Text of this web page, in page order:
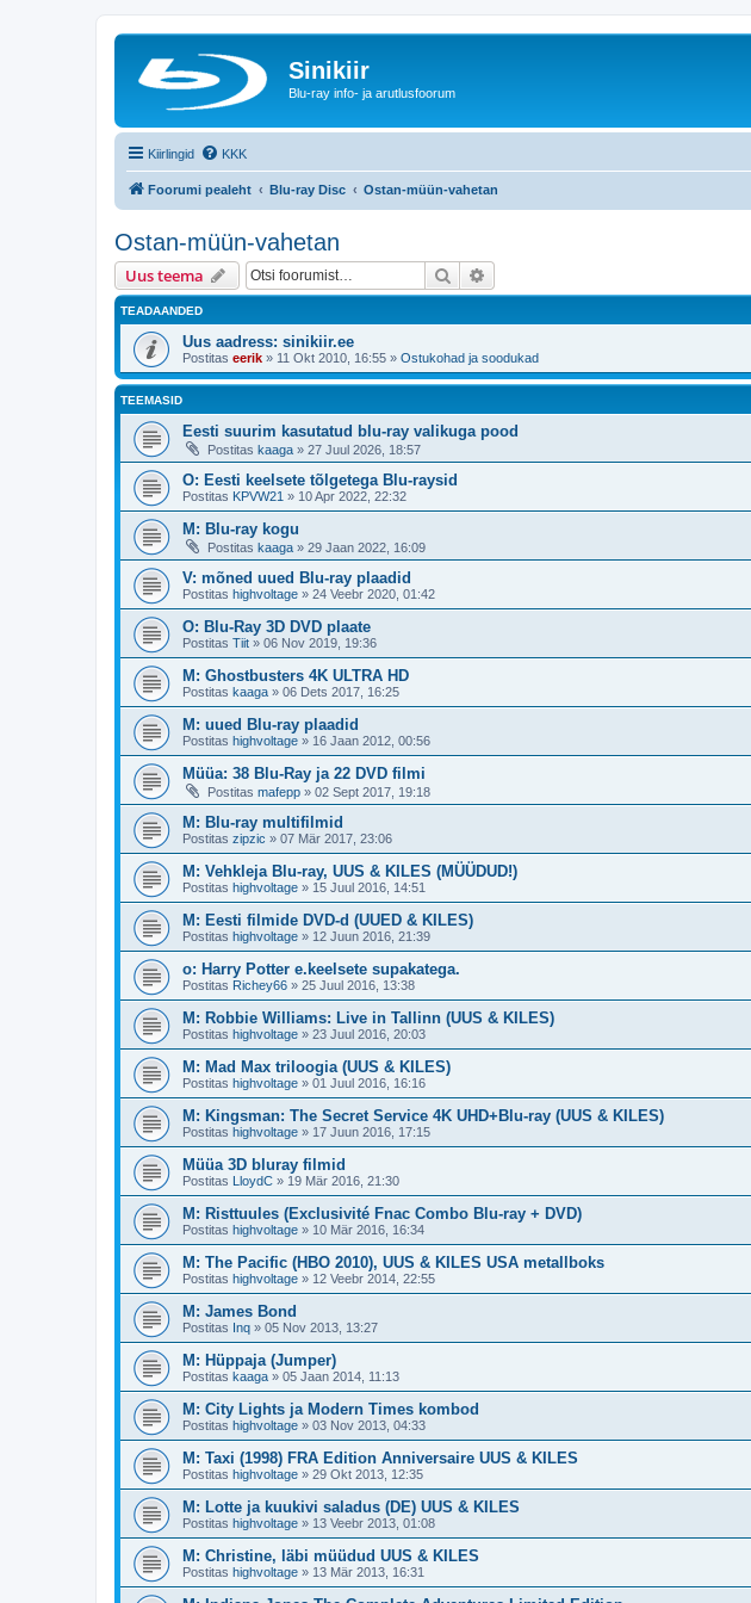
Sinikiir
Blu-ray info- ja arutlusfoorum
Kiirlingid KKK
Foorumi pealeht Blu-ray Disc Ostan-müün-vahetan
Ostan-müün-vahetan
Uus teema Otsi
TEADAANDED
Uus aadress: sinikiir.ee
Postitas eerik » 11 Okt 2010, 16:55 » Ostukohad ja soodukad
TEEMASID
Eesti suurim kasutatud blu-ray valikuga pood
Postitas kaaga » 27 Juul 2026, 18:57
O: Eesti keelsete tõlgetega Blu-raysid
Postitas KPVW21 » 10 Apr 2022, 22:32
M: Blu-ray kogu
Postitas kaaga » 29 Jaan 2022, 16:09
V: mõned uued Blu-ray plaadid
Postitas highvoltage » 24 Veebr 2020, 01:42
O: Blu-Ray 3D DVD plaate
Postitas Tiit » 06 Nov 2019, 19:36
M: Ghostbusters 4K ULTRA HD
Postitas kaaga » 06 Dets 2017, 16:25
M: uued Blu-ray plaadid
Postitas highvoltage » 16 Jaan 2012, 00:56
Müüa: 38 Blu-Ray ja 22 DVD filmi
Postitas mafepp » 02 Sept 2017, 19:18
M: Blu-ray multifilmid
Postitas zipzic » 07 Mär 2017, 23:06
M: Vehkleja Blu-ray, UUS & KILES (MÜÜDUD!)
Postitas highvoltage » 15 Juul 2016, 14:51
M: Eesti filmide DVD-d (UUED & KILES)
Postitas highvoltage » 12 Juun 2016, 21:39
o: Harry Potter e.keelsete supakatega.
Postitas Richey66 » 25 Juul 2016, 13:38
M: Robbie Williams: Live in Tallinn (UUS & KILES)
Postitas highvoltage » 23 Juul 2016, 20:03
M: Mad Max triloogia (UUS & KILES)
Postitas highvoltage » 01 Juul 2016, 16:16
M: Kingsman: The Secret Service 4K UHD+Blu-ray (UUS & KILES)
Postitas highvoltage » 17 Juun 2016, 17:15
Müüa 3D bluray filmid
Postitas LloydC » 19 Mär 2016, 21:30
M: Risttuules (Exclusivité Fnac Combo Blu-ray + DVD)
Postitas highvoltage » 10 Mär 2016, 16:34
M: The Pacific (HBO 2010), UUS & KILES USA metallboks
Postitas highvoltage » 12 Veebr 2014, 22:55
M: James Bond
Postitas Inq » 05 Nov 2013, 13:27
M: Hüppaja (Jumper)
Postitas kaaga » 05 Jaan 2014, 11:13
M: City Lights ja Modern Times kombod
Postitas highvoltage » 03 Nov 2013, 04:33
M: Taxi (1998) FRA Edition Anniversaire UUS & KILES
Postitas highvoltage » 29 Okt 2013, 12:35
M: Lotte ja kuukivi saladus (DE) UUS & KILES
Postitas highvoltage » 13 Veebr 2013, 01:08
M: Christine, läbi müüdud UUS & KILES
Postitas highvoltage » 13 Mär 2013, 16:31